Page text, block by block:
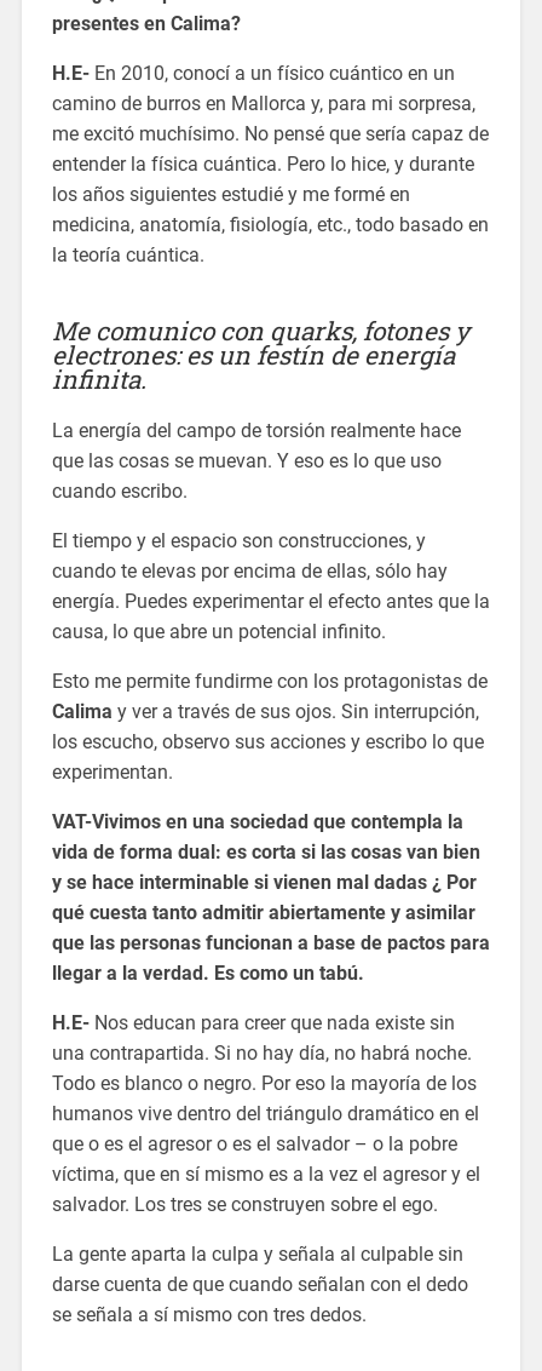
presentes en Calima?
H.E- En 2010, conocí a un físico cuántico en un
camino de burros en Mallorca y, para mi sorpresa,
me excitó muchísimo. No pensé que sería capaz de
entender la física cuántica. Pero lo hice, y durante
los años siguientes estudié y me formé en
medicina, anatomía, fisiología, etc., todo basado en
la teoría cuántica.
Me comunico con quarks, fotones y
electrones: es un festín de energía
infinita.
La energía del campo de torsión realmente hace
que las cosas se muevan. Y eso es lo que uso
cuando escribo.
El tiempo y el espacio son construcciones, y
cuando te elevas por encima de ellas, sólo hay
energía. Puedes experimentar el efecto antes que la
causa, lo que abre un potencial infinito.
Esto me permite fundirme con los protagonistas de
Calima y ver a través de sus ojos. Sin interrupción,
los escucho, observo sus acciones y escribo lo que
experimentan.
VAT-Vivimos en una sociedad que contempla la
vida de forma dual: es corta si las cosas van bien
y se hace interminable si vienen mal dadas ¿ Por
qué cuesta tanto admitir abiertamente y asimilar
que las personas funcionan a base de pactos para
llegar a la verdad. Es como un tabú.
H.E- Nos educan para creer que nada existe sin
una contrapartida. Si no hay día, no habrá noche.
Todo es blanco o negro. Por eso la mayoría de los
humanos vive dentro del triángulo dramático en el
que o es el agresor o es el salvador – o la pobre
víctima, que en sí mismo es a la vez el agresor y el
salvador. Los tres se construyen sobre el ego.
La gente aparta la culpa y señala al culpable sin
darse cuenta de que cuando señalan con el dedo
se señala a sí mismo con tres dedos.